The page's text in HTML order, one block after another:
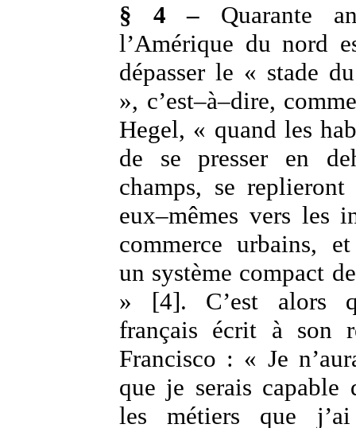
§ 4 – Quarante
l’Amérique du nord
dépasser le « stade
», c’est–à–dire,
Hegel, « quand les
de se presser en
champs, se replieront
eux–mêmes vers les
commerce urbains,
un système compact
» [4]. C’est alors
français écrit à son
Francisco : « Je
que je serais capable
les métiers que